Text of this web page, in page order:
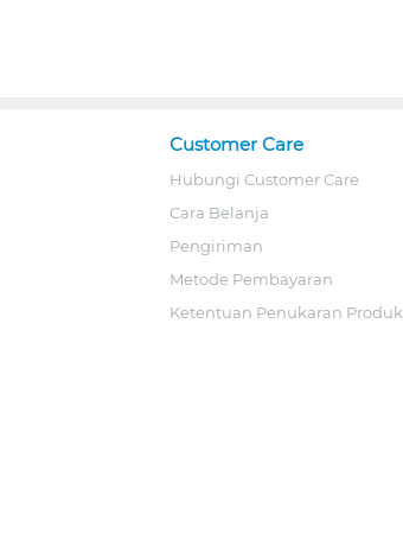
Customer Care
Hubungi Customer Care
Cara Belanja
Pengiriman
Metode Pembayaran
Ketentuan Penukaran Produk